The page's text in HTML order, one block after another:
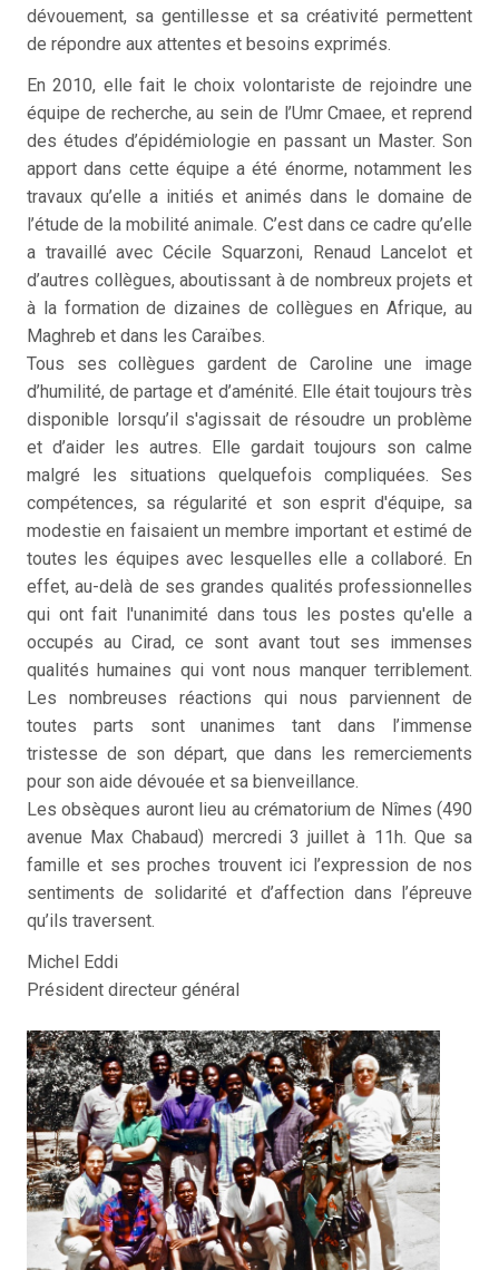
dévouement, sa gentillesse et sa créativité permettent
de répondre aux attentes et besoins exprimés.
En 2010, elle fait le choix volontariste de rejoindre une
équipe de recherche, au sein de l’Umr Cmaee, et reprend
des études d’épidémiologie en passant un Master. Son
apport dans cette équipe a été énorme, notamment les
travaux qu’elle a initiés et animés dans le domaine de
l’étude de la mobilité animale. C’est dans ce cadre qu’elle
a travaillé avec Cécile Squarzoni, Renaud Lancelot et
d’autres collègues, aboutissant à de nombreux projets et
à la formation de dizaines de collègues en Afrique, au
Maghreb et dans les Caraïbes.
Tous ses collègues gardent de Caroline une image
d’humilité, de partage et d’aménité. Elle était toujours très
disponible lorsqu’il s'agissait de résoudre un problème
et d’aider les autres. Elle gardait toujours son calme
malgré les situations quelquefois compliquées. Ses
compétences, sa régularité et son esprit d'équipe, sa
modestie en faisaient un membre important et estimé de
toutes les équipes avec lesquelles elle a collaboré. En
effet, au-delà de ses grandes qualités professionnelles
qui ont fait l'unanimité dans tous les postes qu'elle a
occupés au Cirad, ce sont avant tout ses immenses
qualités humaines qui vont nous manquer terriblement.
Les nombreuses réactions qui nous parviennent de
toutes parts sont unanimes tant dans l’immense
tristesse de son départ, que dans les remerciements
pour son aide dévouée et sa bienveillance.
Les obsèques auront lieu au crématorium de Nîmes (490
avenue Max Chabaud) mercredi 3 juillet à 11h. Que sa
famille et ses proches trouvent ici l’expression de nos
sentiments de solidarité et d’affection dans l’épreuve
qu’ils traversent.
Michel Eddi
Président directeur général